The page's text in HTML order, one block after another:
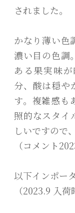
されました。
かなり薄い色
濃い目の色調
ある果実味
分、酸は穏や
す。複雑感も
照的なスタイ
しいですので
（コメント
以下インポー
（2023.9 入荷